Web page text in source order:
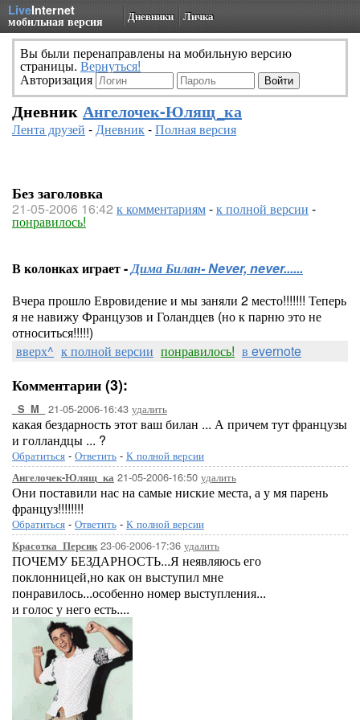
LiveInternet
мобильная версия Дневники Личка
Вы были перенаправлены на мобильную версию
страницы. Вернуться!
Авторизация
Дневник Ангелочек-Юлящ_ка
Лента друзей -Дневник-Полная версия
Без заголовка
21-05-2006 16:42 к комментариям-к полной версии -
понравилось!
В колонках играет -Дима Билан- Never, never......
Вчера прошло Евровидение и мы заняли 2 место!!!!!!! Теперь
я не навижу Французов и Голандцев (но к парню это не
относиться!!!!!)
вверх^ к полной версии понравилось! в evernote
Комментарии (3):
_S_M_ 21-05-2006-16:43 удалить
какая бездарность этот ваш билан ... А причем тут французы
и голландцы ... ?
Обратиться - Ответить - К полной версии
Ангелочек-Юлящ_ка 21-05-2006-16:50 удалить
Они поставили нас на самые ниские места, а у мя парень
француз!!!!!!!!
Обратиться - Ответить - К полной версии
Красотка_Персик23-06-2006-17:36 удалить
ПОЧЕМУ БЕЗДАРНОСТЬ...Я неявляюсь его
поклонницей,но как он выступил мне
понравилось...особенно номер выступления...
и голос у него есть....